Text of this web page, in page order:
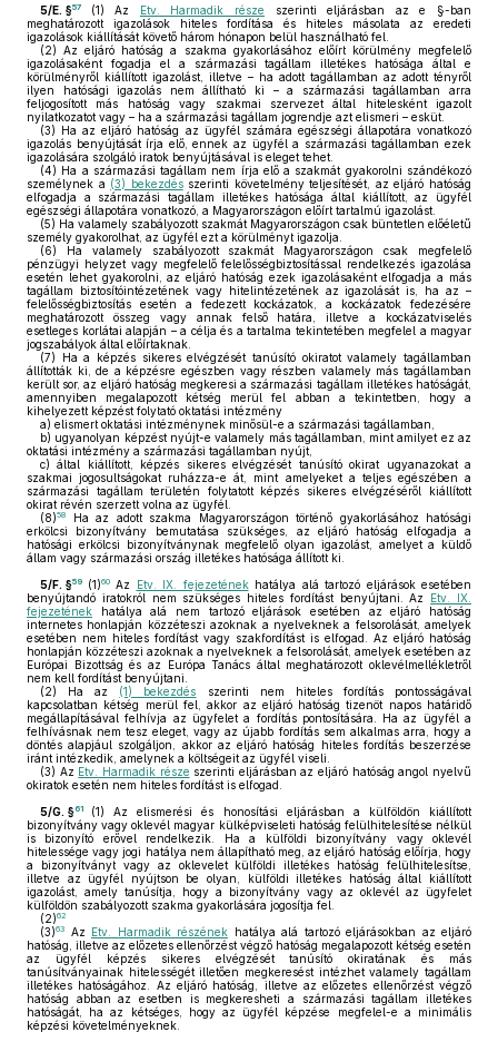
5/E. §57 (1) Az Etv. Harmadik része szerinti eljárásban az e §-ban
meghatározott igazolások hiteles fordítása és hiteles másolata az eredeti
igazolások kiállítását követő három hónapon belül használható fel.
(2) Az eljáró hatóság a szakma gyakorlásához előírt körülmény megfelelő
igazolásaként fogadja el a származási tagállam illetékes hatósága által e
körülményről kiállított igazolást, illetve – ha adott tagállamban az adott tényről
ilyen hatósági igazolás nem állítható ki – a származási tagállamban arra
feljogosított más hatóság vagy szakmai szervezet által hitelesként igazolt
nyilatkozatot vagy – ha a származási tagállam jogrendje azt elismeri – esküt.
(3) Ha az eljáró hatóság az ügyfél számára egészségi állapotára vonatkozó
igazolás benyújtását írja elő, ennek az ügyfél a származási tagállamban ezek
igazolására szolgáló iratok benyújtásával is eleget tehet.
(4) Ha a származási tagállam nem írja elő a szakmát gyakorolni szándékozó
személynek a (3) bekezdésszerinti követelmény teljesítését, az eljáró hatóság
elfogadja a származási tagállam illetékes hatósága által kiállított, az ügyfél
egészségi állapotára vonatkozó, a Magyarországon előírt tartalmú igazolást.
(5) Ha valamely szabályozott szakmát Magyarországon csak büntetlen előéletű
személy gyakorolhat, az ügyfél ezt a körülményt igazolja.
(6) Ha valamely szabályozott szakmát Magyarországon csak megfelelő
pénzügyi helyzet vagy megfelelő felelősségbiztosítással rendelkezés igazolása
esetén lehet gyakorolni, az eljáró hatóság ezek igazolásaként elfogadja a más
tagállam biztosítóintézetének vagy hitelintézetének az igazolását is, ha az –
felelősségbiztosítás esetén a fedezett kockázatok, a kockázatok fedezésére
meghatározott összeg vagy annak felső határa, illetve a kockázatviselés
esetleges korlátai alapján – a célja és a tartalma tekintetében megfelel a magyar
jogszabályok által előírtaknak.
(7) Ha a képzés sikeres elvégzését tanúsító okiratot valamely tagállamban
állították ki, de a képzésre egészben vagy részben valamely más tagállamban
került sor, az eljáró hatóság megkeresi a származási tagállam illetékes hatóságát,
amennyiben megalapozott kétség merül fel abban a tekintetben, hogy a
kihelyezett képzést folytató oktatási intézmény
a) elismert oktatási intézménynek minősül-e a származási tagállamban,
b) ugyanolyan képzést nyújt-e valamely más tagállamban, mint amilyet ez az
oktatási intézmény a származási tagállamban nyújt,
c) által kiállított, képzés sikeres elvégzését tanúsító okirat ugyanazokat a
szakmai jogosultságokat ruházza-e át, mint amelyeket a teljes egészében a
származási tagállam területén folytatott képzés sikeres elvégzéséről kiállított
okirat révén szerzett volna az ügyfél.
(8)58
Ha az adott szakma Magyarországon történő gyakorlásához hatósági
erkölcsi bizonyítvány bemutatása szükséges, az eljáró hatóság elfogadja a
hatósági erkölcsi bizonyítványnak megfelelő olyan igazolást, amelyet a küldő
állam vagy származási ország illetékes hatósága állított ki.
5/F. §59 (1)60Az Etv. IX. fejezeténekhatálya alá tartozó eljárások esetében
benyújtandó iratokról nem szükséges hiteles fordítást benyújtani. Az Etv. IX.
fejezetének hatálya alá nem tartozó eljárások esetében az eljáró hatóság
internetes honlapján közzéteszi azoknak a nyelveknek a felsorolását, amelyek
esetében nem hiteles fordítást vagy szakfordítást is elfogad. Az eljáró hatóság
honlapján közzéteszi azoknak a nyelveknek a felsorolását, amelyek esetében az
Európai Bizottság és az Európa Tanács által meghatározott oklevélmellékletről
nem kell fordítást benyújtani.
(2) Ha az (1) bekezdés szerinti nem hiteles fordítás pontosságával
kapcsolatban kétség merül fel, akkor az eljáró hatóság tizenöt napos határidő
megállapításával felhívja az ügyfelet a fordítás pontosítására. Ha az ügyfél a
felhívásnak nem tesz eleget, vagy az újabb fordítás sem alkalmas arra, hogy a
döntés alapjául szolgáljon, akkor az eljáró hatóság hiteles fordítás beszerzése
iránt intézkedik, amelynek a költségeit az ügyfél viseli.
(3) Az Etv. Harmadik része szerinti eljárásban az eljáró hatóság angol nyelvű
okiratok esetén nem hiteles fordítást is elfogad.
5/G. §61 (1) Az elismerési és honosítási eljárásban a külföldön kiállított
bizonyítvány vagy oklevél magyar külképviseleti hatóság felülhitelesítése nélkül
is bizonyító erővel rendelkezik. Ha a külföldi bizonyítvány vagy oklevél
hitelessége vagy jogi hatálya nem állapítható meg, az eljáró hatóság előírja, hogy
a bizonyítványt vagy az oklevelet külföldi illetékes hatóság felülhitelesítse,
illetve az ügyfél nyújtson be olyan, külföldi illetékes hatóság által kiállított
igazolást, amely tanúsítja, hogy a bizonyítvány vagy az oklevél az ügyfelet
külföldön szabályozott szakma gyakorlására jogosítja fel.
(2)62
(3)63 Az Etv. Harmadik részének hatálya alá tartozó eljárásokban az eljáró
hatóság, illetve az előzetes ellenőrzést végző hatóság megalapozott kétség esetén
az ügyfél képzés sikeres elvégzését tanúsító okiratának és más
tanúsítványainak hitelességét illetően megkeresést intézhet valamely tagállam
illetékes hatóságához. Az eljáró hatóság, illetve az előzetes ellenőrzést végző
hatóság abban az esetben is megkeresheti a származási tagállam illetékes
hatóságát, ha az kétséges, hogy az ügyfél képzése megfelel-e a minimális
képzési követelményeknek.